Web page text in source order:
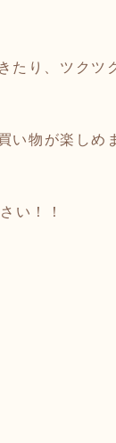
り、ツクツ
い物が楽しめ
い！！